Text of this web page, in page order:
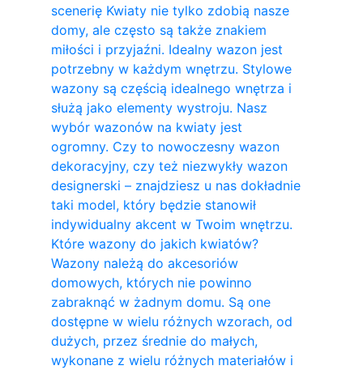
scenerię Kwiaty nie tylko zdobią nasze
domy, ale często są także znakiem
miłości i przyjaźni. Idealny wazon jest
potrzebny w każdym wnętrzu. Stylowe
wazony są częścią idealnego wnętrza i
służą jako elementy wystroju. Nasz
wybór wazonów na kwiaty jest
ogromny. Czy to nowoczesny wazon
dekoracyjny, czy też niezwykły wazon
designerski – znajdziesz u nas dokładnie
taki model, który będzie stanowił
indywidualny akcent w Twoim wnętrzu.
Które wazony do jakich kwiatów?
Wazony należą do akcesoriów
domowych, których nie powinno
zabraknąć w żadnym domu. Są one
dostępne w wielu różnych wzorach, od
dużych, przez średnie do małych,
wykonane z wielu różnych materiałów i